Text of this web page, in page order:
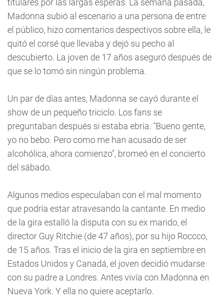
titulares por las largas esperas. La semana pasada,
Madonna subió al escenario a una persona de entre
el público, hizo comentarios despectivos sobre ella, le
quitó el corsé que llevaba y dejó su pecho al
descubierto. La joven de 17 años aseguró después de
que se lo tomó sin ningún problema.
Un par de días antes, Madonna se cayó durante el
show de un pequeño triciclo. Los fans se
preguntaban después si estaba ebria. "Bueno gente,
yo no bebo. Pero como me han acusado de ser
alcohólica, ahora comienzo", bromeó en el concierto
del sábado.
Algunos medios especulaban con el mal momento
que podría estar atravesando la cantante. En medio
de la gira estalló la disputa con su ex marido, el
director Guy Ritchie (de 47 años), por su hijo Roccco,
de 15 años. Tras el inicio de la gira en septiembre en
Estados Unidos y Canadá, el joven decidió mudarse
con su padre a Londres. Antes vivía con Madonna en
Nueva York. Y ella no quiere aceptarlo.